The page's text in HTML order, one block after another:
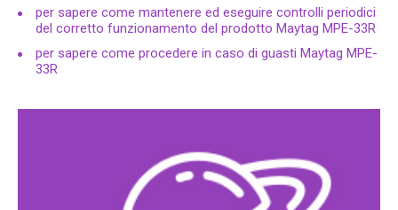
Pagina 4
NOTE: DIAGRAMS & ILLUSTRA TIONS NOT TO SCALE. 4
(537 mm) 14-7/8" (32 mm) 5-1/8 " (130 mm) 33 " (838 mm)
NOTE: DIAGRAMS & ILLUSTRA TIONS NOT TO SCALE. 5
per sapere come mantenere ed eseguire controlli periodici
del corretto funzionamento del prodotto Maytag MPE-33R
per sapere come procedere in caso di guasti Maytag MPE-
33R